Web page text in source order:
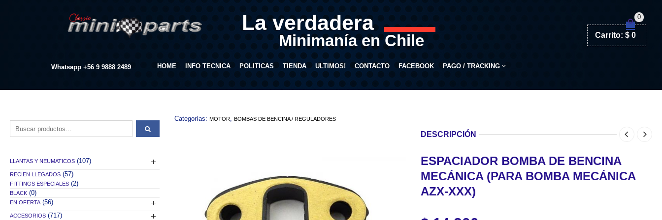
La verdadera
Minimanía en Chile
0
Carrito: $0
Whatsapp +56 9 9888 2489 HOME INFO TECNICA POLITICAS TIENDA ULTIMOS! CONTACTO FACEBOOK PAGO / TRACKING
Categorías: MOTOR, BOMBAS DE BENCINA / REGULADORES
DESCRIPCIÓN
ESPACIADOR BOMBA DE BENCINA
MECÁNICA (PARA BOMBA MECÁNICA
AZX-XXX)
Buscar por:
LLANTAS Y NEUMATICOS (107)
RECIEN LLEGADOS (57)
FITTINGS ESPECIALES (2)
BLACK (0)
EN OFERTA (56)
ACCESORIOS (717)